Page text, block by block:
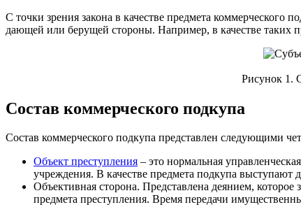
С точки зрения закона в качестве предмета
дающей или берущей стороны. Например, в качестве таких
Рисунок 1.
Состав коммерческого подкупа
Состав коммерческого подкупа представлен следующими
Объект преступления – это нормальная
учреждения. В качестве предмета подкупа выступают
Объективная сторона. Представлена деянием,
предмета преступления. Время передачи